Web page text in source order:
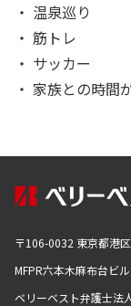
・ 事件は全て当
えよ
・ 依頼者自身の
・ 貴而知恭、富
・ 人、之を行う
・ 温泉巡り
・ 筋トレ
・ サッカー
・ 家族との時間
〒106-0032 東京都港
MFPR六本木麻布台ビ
ベリーベスト弁護士法